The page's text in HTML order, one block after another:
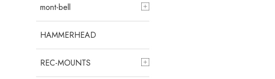
mont-bell
HAMMERHEAD
REC-MOUNTS